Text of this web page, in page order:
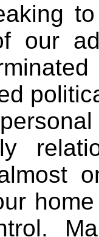
our